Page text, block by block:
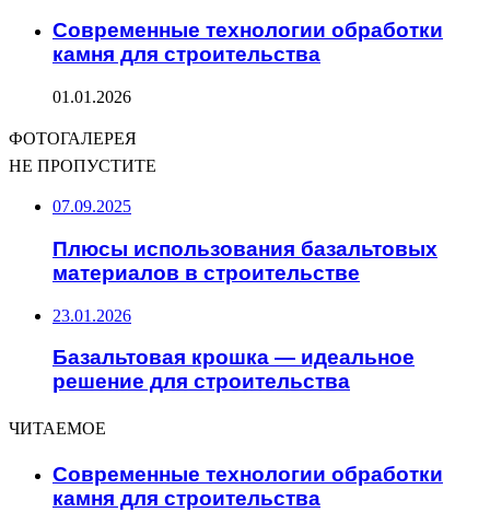
Современные технологии обработки
камня для строительства
01.01.2026
ФОТОГАЛЕРЕЯ
НЕ ПРОПУСТИТЕ
07.09.2025
Плюсы использования базальтовых
материалов в строительстве
23.01.2026
Базальтовая крошка — идеальное
решение для строительства
ЧИТАЕМОЕ
Современные технологии обработки
камня для строительства